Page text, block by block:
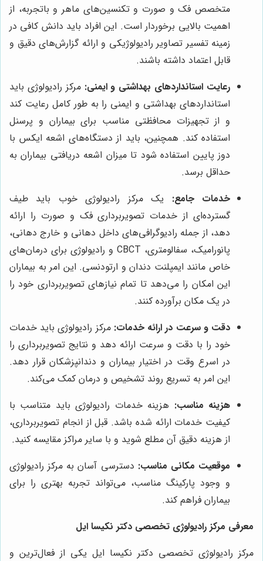
متخصص فک و صورت و تکنسین‌های ماهر و باتجربه، از
اهمیت بالایی برخوردار است. این افراد باید دانش کافی در
زمینه تفسیر تصاویر رادیولوژیکی و ارائه گزارش‌های دقیق و
قابل اعتماد داشته باشند.
رعایت استانداردهای بهداشتی و ایمنی: مرکز رادیولوژی باید
استانداردهای بهداشتی و ایمنی را به طور کامل رعایت کند
و از تجهیزات محافظتی مناسب برای بیماران و پرسنل
استفاده کند. همچنین، باید از دستگاه‌های اشعه ایکس با
دوز پایین استفاده شود تا میزان اشعه دریافتی بیماران به
حداقل برسد.
خدمات جامع: یک مرکز رادیولوژی خوب باید طیف
گسترده‌ای از خدمات تصویربرداری فک و صورت را ارائه
دهد، از جمله رادیوگرافی‌های داخل دهانی و خارج دهانی،
پانورامیک، سفالومتری، CBCT و رادیولوژی برای درمان‌های
خاص مانند ایمپلنت دندان و ارتودنسی. این امر به بیماران
این امکان را می‌دهد تا تمام نیازهای تصویربرداری خود را
در یک مکان برآورده کنند.
دقت و سرعت در ارائه خدمات: مرکز رادیولوژی باید خدمات
خود را با دقت و سرعت ارائه دهد و نتایج تصویربرداری را
در اسرع وقت در اختیار بیماران و دندانپزشکان قرار دهد.
این امر به تسریع روند تشخیص و درمان کمک می‌کند.
هزینه مناسب: هزینه خدمات رادیولوژی باید متناسب با
کیفیت خدمات ارائه شده باشد. قبل از انجام تصویربرداری،
از هزینه دقیق آن مطلع شوید و با سایر مراکز مقایسه کنید.
موقعیت مکانی مناسب: دسترسی آسان به مرکز رادیولوژی
و وجود پارکینگ مناسب، می‌تواند تجربه بهتری را برای
بیماران فراهم کند.
معرفی مرکز رادیولوژی تخصصی دکتر نکیسا ایل
مرکز رادیولوژی تخصصی دکتر نکیسا ایل یکی از فعال‌ترین و